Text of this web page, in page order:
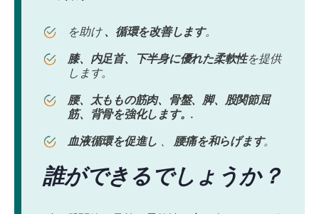
を助け 、循環を改善します。
膝、内足首、下半身に優れた柔軟性を提供
します。
腰、太ももの筋肉、骨盤、脚、股関節屈
筋、背骨を強化します。.
血液循環を促進し 、 腰痛を和らげます。
誰ができるでしょうか？